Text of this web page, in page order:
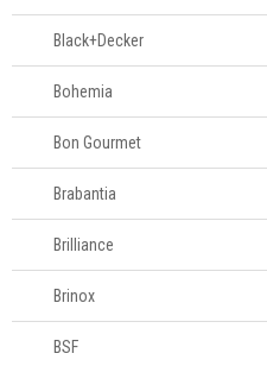
Black+Decker
Bohemia
Bon Gourmet
Brabantia
Brilliance
Brinox
BSF